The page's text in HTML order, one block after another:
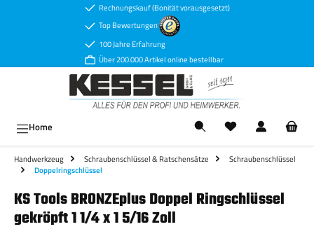
Zum Hauptinhalt springenRechnungskauf (Bonität vorausgesetzt)
Top Bewertungen
100 Jahre Erfahrung
Über 200.000 Artikel online bestellbar
Home
Handwerkzeug Schraubenschlüssel & Ratschensätze
Schraubenschlüssel
Doppelringschlüssel
KS Tools BRONZEplus Doppel Ringschlüssel
gekröpft 1 1/4 x 1 5/16 Zoll